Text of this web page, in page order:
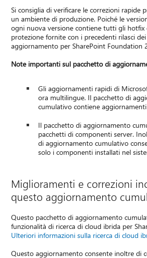
Si consiglia di verificare le correzioni rapide
un ambiente di produzione. Poiché le
ogni nuova versione contiene tutti gli
protezione fornite con i precedenti rilasci
aggiornamento per SharePoint Foundation
Note importanti sul pacchetto di
Gli aggiornamenti rapidi di
ora multilingue. Il pacchetto di
cumulativo contiene
Il pacchetto di aggiornamento
pacchetti di componenti server.
di aggiornamento cumulativo
solo i componenti installati nel
Miglioramenti e correzioni
questo aggiornamento
Questo pacchetto di aggiornamento
funzionalità di ricerca di cloud ibrida per
Ulteriori informazioni sulla ricerca di cloud
Questo aggiornamento consente inoltre di